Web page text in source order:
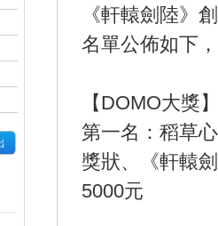
《軒轅劍陸》
名單公佈如下
【DOMO大獎
第一名：稻草
獎狀、《軒轅
5000元